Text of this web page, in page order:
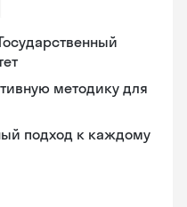
методику для
подход к каждому